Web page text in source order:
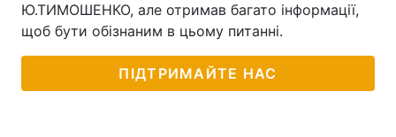
Ю.ТИМОШЕНКО, але отримав багато інформації,
щоб бути обізнаним в цьому питанні.
ПІДТРИМАЙТЕ НАС